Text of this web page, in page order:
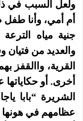
ولعل السبب في
أم أمي، وأنا
جنية مياه
والعديد من فتيان
القرية، واالقفز
أخرى. أو
الشريرة “بابا
عظامهم في هونها